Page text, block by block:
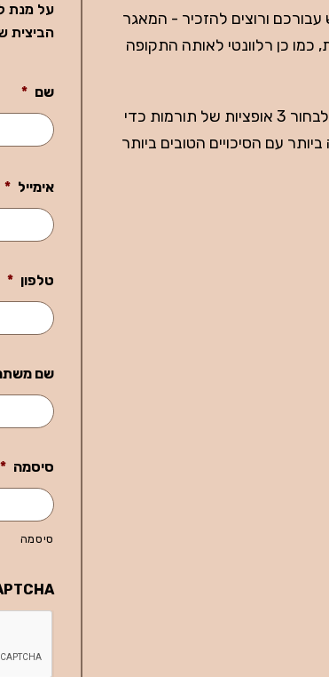
על מנת
הביצית
שם *
אימייל *
טלפון *
שם
סיסמה *
סיסמה
עבורכם ורוצים להזכיר - המאגר
כמו כן רלוונטי לאותה התקופה
ההורים המיועדים מתבקשים לבחור 3 אופציות של תורמות כדי
עם הסיכויים הטובים ביותר